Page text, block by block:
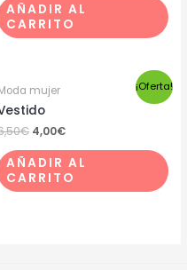
AÑADIR AL
CARRITO
¡Oferta!
mujer
€ 4,00€
AÑADIR AL
CARRITO